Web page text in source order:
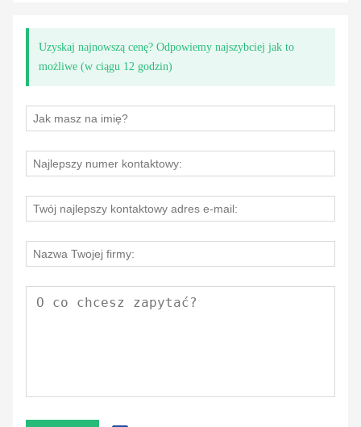
Uzyskaj najnowszą cenę? Odpowiemy najszybciej jak to
możliwe (w ciągu 12 godzin)